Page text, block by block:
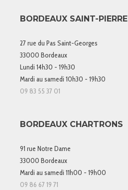
BORDEAUX SAINT-PIERRE
27 rue du Pas Saint-Georges
33000 Bordeaux
Lundi 14h30 - 19h30
Mardi au samedi 10h30 - 19h30
09 83 55 37 01
BORDEAUX CHARTRONS
91 rue Notre Dame
33000 Bordeaux
Mardi au samedi 11h00 - 19h00
09 86 67 19 71